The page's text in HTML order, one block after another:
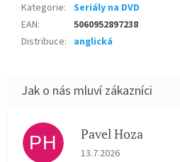
Kategorie: Seriály na DVD
EAN:
5060952897238
Distribuce: anglická
PH Pavel Hoza
Hodnocení obchodu je
13.7.2026